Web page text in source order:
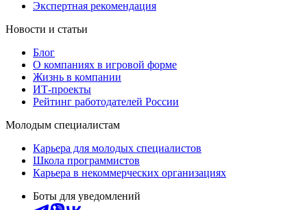
Экспертная рекомендация
Новости и статьи
Блог
О компаниях в игровой форме
Жизнь в компании
ИТ-проекты
Рейтинг работодателей России
Молодым специалистам
Карьера для молодых специалистов
Школа программистов
Карьера в некоммерческих организациях
Боты для уведомлений